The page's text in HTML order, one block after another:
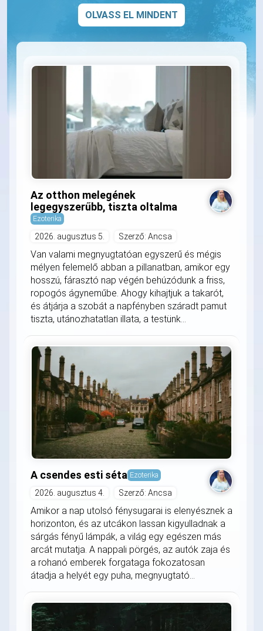
OLVASS EL MINDENT
Az otthon melegének
legegyszerűbb, tiszta oltalma
Ezoterika
2026. augusztus 5. Szerző: Ancsa
Van valami megnyugtatóan egyszerű és mégis
mélyen felemelő abban a pillanatban, amikor egy
hosszú, fárasztó nap végén behúzódunk a friss,
ropogós ágyneműbe. Ahogy kihajtjuk a takarót,
és átjárja a szobát a napfényben száradt pamut
tiszta, utánozhatatlan illata, a testünk...
A csendes esti séta Ezoterika
2026. augusztus 4. Szerző: Ancsa
Amikor a nap utolsó fénysugarai is elenyésznek a
horizonton, és az utcákon lassan kigyulladnak a
sárgás fényű lámpák, a világ egy egészen más
arcát mutatja. A nappali pörgés, az autók zaja és
a rohanó emberek forgataga fokozatosan
átadja a helyét egy puha, megnyugtató...